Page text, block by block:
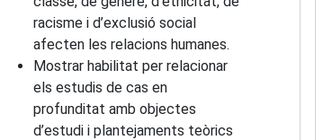
racisme i d’exclusió social
afecten les relacions humanes.
Mostrar habilitat per relacionar
els estudis de cas en
profunditat amb objectes
d’estudi i plantejaments teòrics